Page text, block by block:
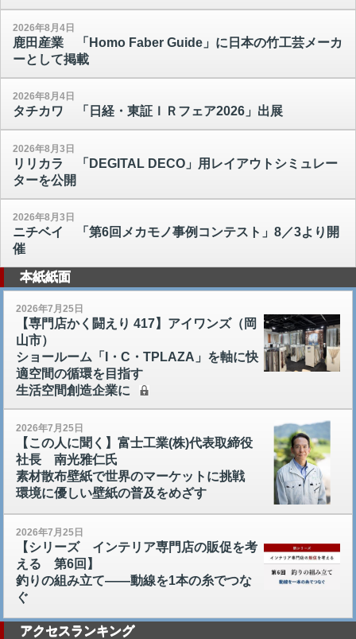
2026年8月4日
鹿田産業 「Homo Faber Guide」に日本の竹工芸メーカ
ーとして掲載
2026年8月4日
タチカワ 「日経・東証ＩＲフェア2026」出展
2026年8月3日
リリカラ 「DEGITAL DECO」用レイアウトシミュレー
ターを公開
2026年8月3日
ニチベイ 「第6回メカモノ事例コンテスト」8／3より開
催
本紙紙面
2026年7月25日
【専門店かく闘えり 417】アイワンズ（岡
山市）
ショールーム「I・C・TPLAZA」を軸に快
適空間の循環を目指す
生活空間創造企業に
2026年7月25日
【この人に聞く】富士工業(株)代表取締役
社長 南光雅仁氏
素材散布壁紙で世界のマーケットに挑戦
環境に優しい壁紙の普及をめざす
2026年7月25日
【シリーズ インテリア専門店の販促を考
える 第6回】
釣りの組み立て――動線を1本の糸でつな
ぐ
アクセスランキング